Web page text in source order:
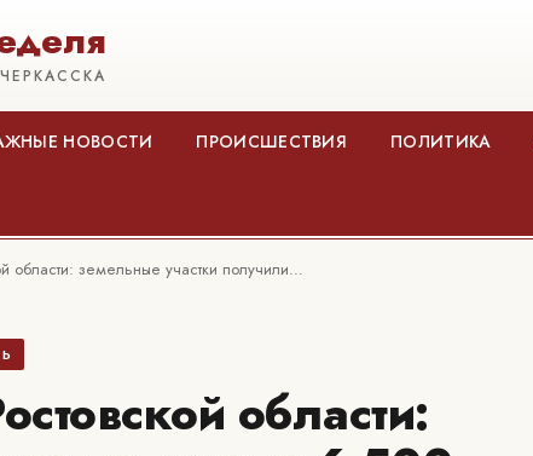
НОВОСТИ ПРОИСШЕСТВИЯ ПОЛИТИКА
области: земельные участки получили…
области: